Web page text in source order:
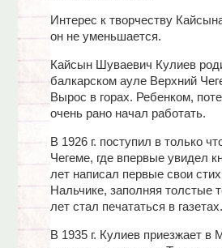
Интерес к творчеству
он не уменьшается.
Кайсын Шуваевич Кулиев
балкарском ауле Верхний
Вырос в горах. Ребенком,
очень рано начал работать.
В 1926 г. поступил в только
Чегеме, где впервые увидел
лет написал первые свои
Нальчике, заполняя толстые
лет стал печататься в газетах.
В 1935 г. Кулиев приезжает в